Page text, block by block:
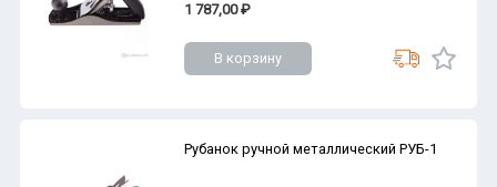
1 787,00 ₽
В корзину
Рубанок ручной металлический РУБ-1